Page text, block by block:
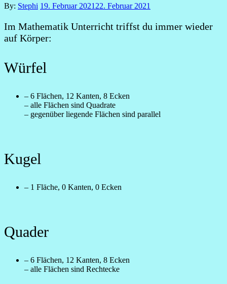
By: Stephi Posted
19. Februar 2021 22. Februar 2021
Im Mathematik Unterricht triffst du immer wieder
auf Körper:
Würfel
– 6 Flächen, 12 Kanten, 8 Ecken
– alle Flächen sind Quadrate
– gegenüber liegende Flächen sind parallel
Kugel
– 1 Fläche, 0 Kanten, 0 Ecken
Quader
– 6 Flächen, 12 Kanten, 8 Ecken
– alle Flächen sind Rechtecke